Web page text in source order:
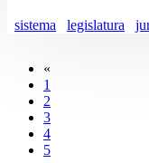
sistema legislatura
«
1
2
3
4
5